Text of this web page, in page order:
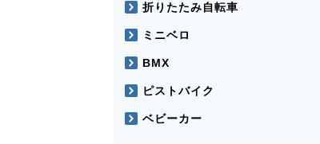
折りたたみ自転車
ミニベロ
BMX
ピストバイク
ベビーカー